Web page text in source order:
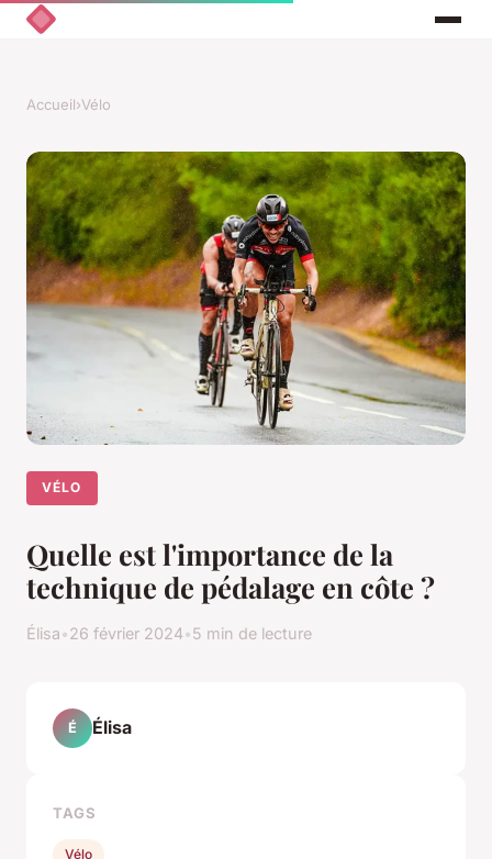
Accueil›Vélo
VÉLO
Quelle est l'importance de la
technique de pédalage en côte ?
Élisa•26 février 2024•5 min de lecture
É Élisa
TAGS
Vélo